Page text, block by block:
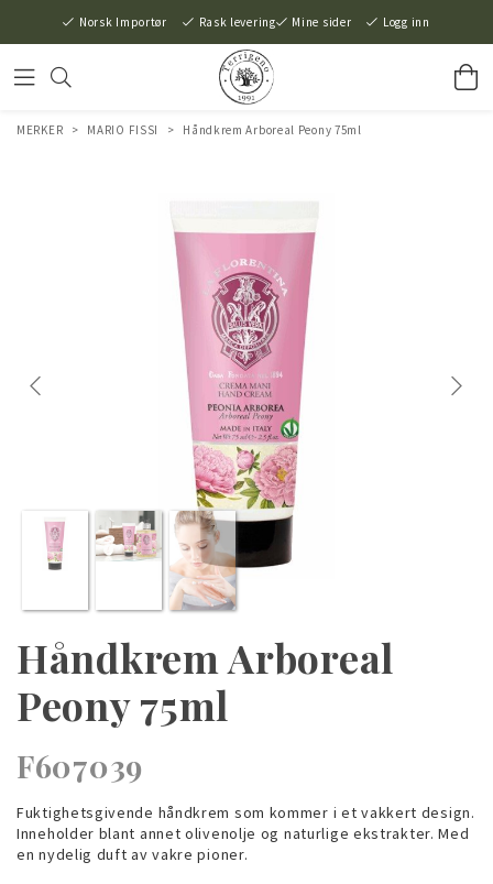
Norsk Importør Rask levering Mine sider Logg inn
MERKER > MARIO FISSI > Håndkrem Arboreal Peony 75ml
Håndkrem Arboreal
Peony 75ml
F607039
Fuktighetsgivende håndkrem som kommer i et vakkert design.
Inneholder blant annet olivenolje og naturlige ekstrakter. Med
en nydelig duft av vakre pioner.